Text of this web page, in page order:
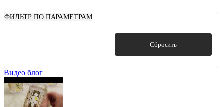
ФИЛЬТР ПО ПАРАМЕТРАМ
Сбросить
Видео блог